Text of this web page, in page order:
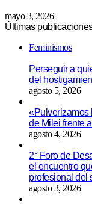
mayo 3, 2026
Últimas
Feminismos
Perseguir a
del
agosto 5, 2026
«Pulverizamos
de Milei frente
agosto 4, 2026
2° Foro de
el encuentro
profesional del
agosto 3, 2026